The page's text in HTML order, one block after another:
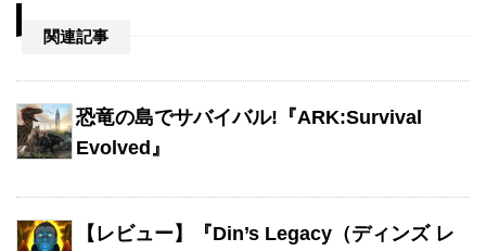
関連記事
恐竜の島でサバイバル!『ARK:Survival
Evolved』
【レビュー】『Din’s Legacy（ディンズ レ